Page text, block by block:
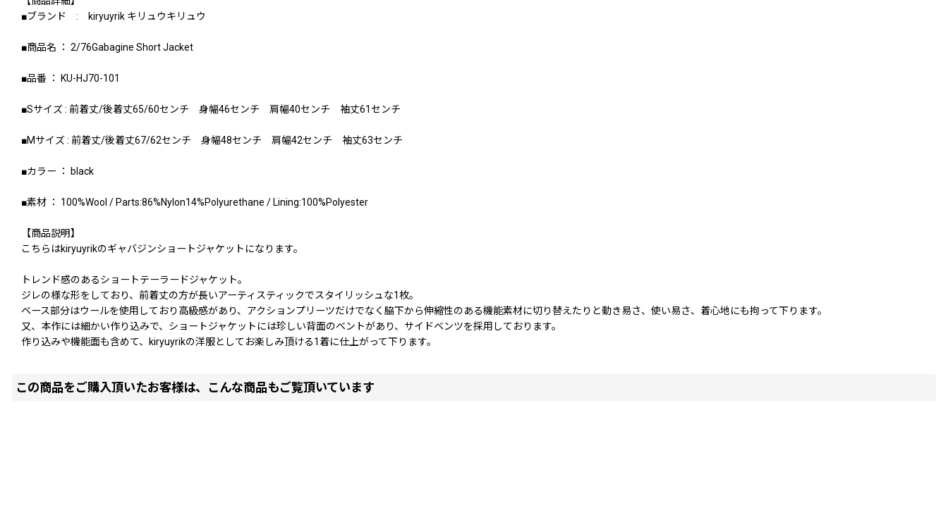
■ブランド : kiryuyrik キリュウキリュウ
■商品名 ： 2/76Gabagine Short Jacket
■品番 ： KU-HJ70-101
■Sサイズ : 前着丈/後着丈65/60センチ 身幅46センチ 肩幅40センチ 袖丈61センチ
■Mサイズ : 前着丈/後着丈67/62センチ 身幅48センチ 肩幅42センチ 袖丈63センチ
■カラー ： black
■素材 ： 100%Wool / Parts:86%Nylon14%Polyurethane / Lining:100%Polyester
【商品説明】
こちらはkiryuyrikのギャバジンショートジャケットになります。
トレンド感のあるショートテーラードジャケット。
ジレの様な形をしており、前着丈の方が長いアーティスティックでスタイリッシュな1枚。
ベース部分はウールを使用しており高級感があり、アクションプリーツだけでなく脇下から伸縮性のある機能素材に切り替えたりと動き易さ、使い易さ、着心地にも拘って下ります。
又、本作には細かい作り込みで、ショートジャケットには珍しい背面のベントがあり、サイドベンツを採用しております。
作り込みや機能面も含めて、kiryuyrikの洋服としてお楽しみ頂ける1着に仕上がって下ります。
この商品をご購入頂いたお客様は、こんな商品もご覧頂いています